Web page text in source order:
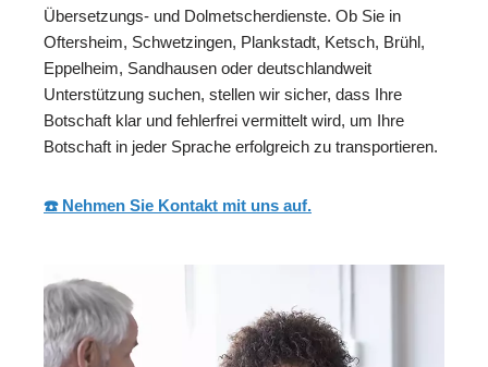
Übersetzungs- und Dolmetscherdienste. Ob Sie in
Oftersheim, Schwetzingen, Plankstadt, Ketsch, Brühl,
Eppelheim, Sandhausen oder deutschlandweit
Unterstützung suchen, stellen wir sicher, dass Ihre
Botschaft klar und fehlerfrei vermittelt wird, um Ihre
Botschaft in jeder Sprache erfolgreich zu transportieren.
☎️ Nehmen Sie Kontakt mit uns auf.